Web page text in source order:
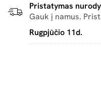
Pristatymas
Gauk į namus.
Rugpjūčio 11d.